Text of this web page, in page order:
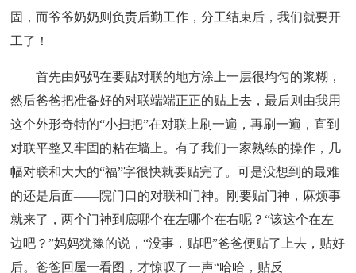
固，而爷爷奶奶则负责后勤工作，分工结束后，我们就要开
工了！
首先由妈妈在要贴对联的地方涂上一层很均匀的浆糊，
然后爸爸把准备好的对联端端正正的贴上去，最后则由我用
这个外形奇特的“小扫把”在对联上刷一遍，再刷一遍，直到
对联平整又牢固的粘在墙上。有了我们一家熟练的操作，几
幅对联和大大的“福”字很快就要贴完了。可是没想到的最难
的还是后面——院门口的对联和门神。刚要贴门神，麻烦事
就来了，两个门神到底哪个在左哪个在右呢？“该这个在左
边吧？”妈妈犹豫的说，“没事，贴吧”爸爸便贴了上去，贴好
后。爸爸回屋一看图，才惊叹了一声“哈哈，贴反